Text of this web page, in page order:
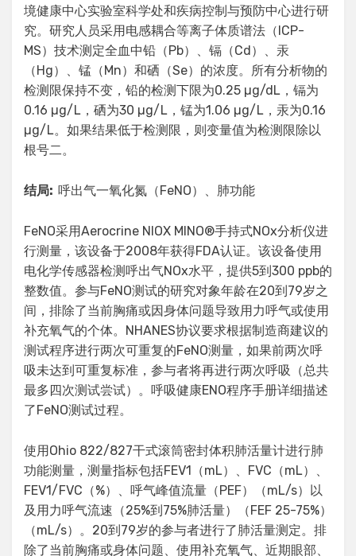
境健康中心实验室科学处和疾病控制与预防中心进行研
究。研究人员采用电感耦合等离子体质谱法（ICP-
MS）技术测定全血中铅（Pb）、镉（Cd）、汞
（Hg）、锰（Mn）和硒（Se）的浓度。所有分析物的
检测限保持不变，铅的检测下限为0.25 µg/dL，镉为
0.16 µg/L，硒为30 µg/L，锰为1.06 µg/L，汞为0.16
µg/L。如果结果低于检测限，则变量值为检测限除以
根号二。
结局: 呼出气一氧化氮（FeNO）、肺功能
FeNO采用Aerocrine NIOX MINO®手持式NOx分析仪进
行测量，该设备于2008年获得FDA认证。该设备使用
电化学传感器检测呼出气NOx水平，提供5到300 ppb的
整数值。参与FeNO测试的研究对象年龄在20到79岁之
间，排除了当前胸痛或因身体问题导致用力呼气或使用
补充氧气的个体。NHANES协议要求根据制造商建议的
测试程序进行两次可重复的FeNO测量，如果前两次呼
吸未达到可重复标准，参与者将再进行两次呼吸（总共
最多四次测试尝试）。呼吸健康ENO程序手册详细描述
了FeNO测试过程。
使用Ohio 822/827干式滚筒密封体积肺活量计进行肺
功能测量，测量指标包括FEV1（mL）、FVC（mL）、
FEV1/FVC（%）、呼气峰值流量（PEF）（mL/s）以
及用力呼气流速（25%到75%肺活量）（FEF 25-75%）
（mL/s）。20到79岁的参与者进行了肺活量测定。排
除了当前胸痛或身体问题、使用补充氧气、近期眼部、